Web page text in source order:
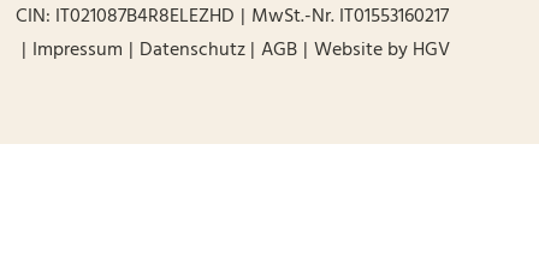
CIN: IT021087B4R8ELEZHD MwSt.-Nr. IT01553160217
Impressum
Datenschutz AGB Website by HGV